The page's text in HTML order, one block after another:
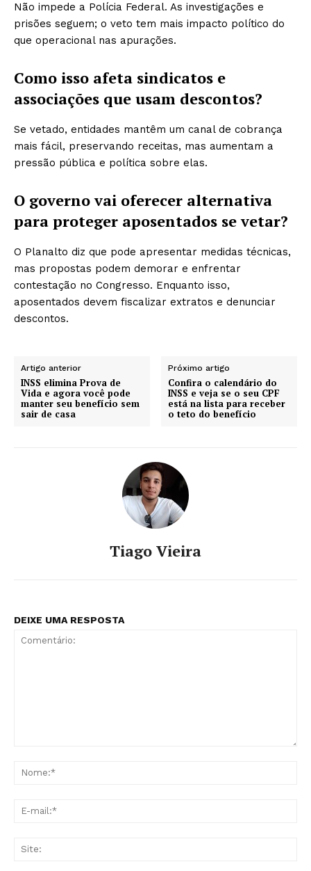
Não impede a Polícia Federal. As investigações e
prisões seguem; o veto tem mais impacto político do
que operacional nas apurações.
Como isso afeta sindicatos e
associações que usam descontos?
Se vetado, entidades mantêm um canal de cobrança
mais fácil, preservando receitas, mas aumentam a
pressão pública e política sobre elas.
O governo vai oferecer alternativa
para proteger aposentados se vetar?
O Planalto diz que pode apresentar medidas técnicas,
mas propostas podem demorar e enfrentar
contestação no Congresso. Enquanto isso,
aposentados devem fiscalizar extratos e denunciar
descontos.
Artigo anterior
INSS elimina Prova de
Vida e agora você pode
manter seu benefício sem
sair de casa
Próximo artigo
Confira o calendário do
INSS e veja se o seu CPF
está na lista para receber
o teto do benefício
Tiago Vieira
DEIXE UMA RESPOSTA